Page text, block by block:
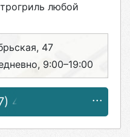
любой
47
9:00–19:00
4-33-17